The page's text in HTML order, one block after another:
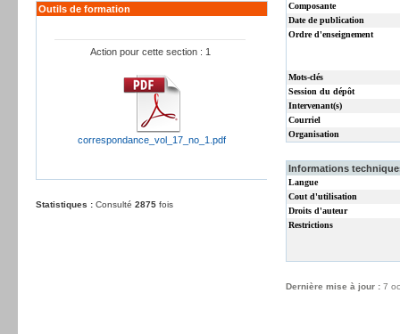
Outils de formation
Action pour cette section : 1
correspondance_vol_17_no_1.pdf
Statistiques : Consulté 2875 fois
Composante
Date de publication
Ordre d'enseignement
Mots-clés
Session du dépôt
Intervenant(s)
Courriel
Organisation
Informations
Langue
Cout d'utilisation
Droits d'auteur
Restrictions
Dernière mise à jour : 7